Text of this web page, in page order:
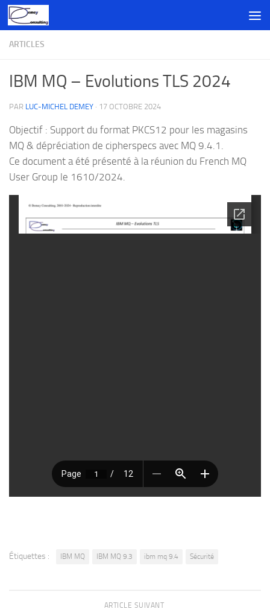
Skip to content
ARTICLES
IBM MQ – Evolutions TLS 2024
PAR LUC-MICHEL DEMEY · 17 OCTOBRE 2024
Objectif : Support du format PKCS12 pour les magasins
MQ & dépréciation de cipherspecs avec MQ 9.4.1.
Ce document a été présenté à la réunion du French MQ
User Group le 1610/2024.
Étiquettes : IBM MQ IBM MQ 9.3 ibm mq 9.4 Sécurité
ARTICLE SUIVANT